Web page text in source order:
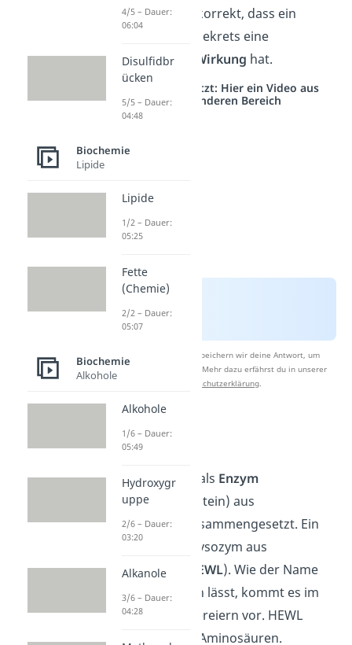
schlussfolgerte korrekt, dass ein
Bestandteil des Sekrets eine
antibakterielle Wirkung hat.
Studyflix vernetzt: Hier ein Video aus
einem anderen Bereich
Nach Beantwortung speichern wir deine Antwort, um
Studyflix zu verbessern. Mehr dazu erfährst du in unserer
Datenschutzerklärung.
Aufbau
Das Lysozym ist als Enzym
(spezifisches Protein) aus
Aminosäuren zusammengesetzt. Ein
Beispiel ist das Lysozym aus
Hühnereiklar (
HEWL). Wie der Name
bereits vermuten lässt, kommt es im
Eiklar von Hühnereiern vor. HEWL
besteht aus 129 Aminosäuren.
4/5 – Dauer:
06:04
Disulfidbr
ücken
5/5 – Dauer:
04:48
Biochemie
Lipide
Lipide
1/2 – Dauer:
05:25
Fette
(Chemie)
2/2 – Dauer:
05:07
Biochemie
Alkohole
Alkohole
1/6 – Dauer:
05:49
Hydroxygr
uppe
2/6 – Dauer:
03:20
Alkanole
3/6 – Dauer:
04:28